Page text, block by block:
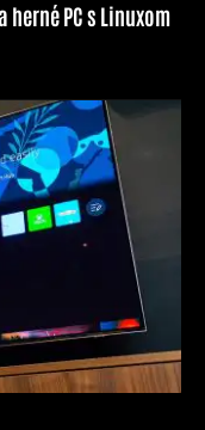
PC s Linuxom